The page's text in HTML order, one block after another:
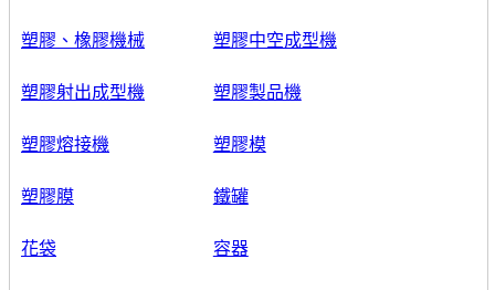
塑膠、橡膠機械 塑膠中空成型機
塑膠射出成型機 塑膠製品機
塑膠熔接機 塑膠模
塑膠膜 鐵罐
花袋 容器